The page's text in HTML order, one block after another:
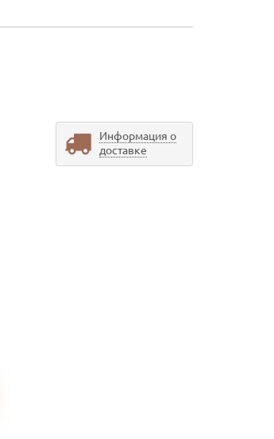
Информация о
доставке